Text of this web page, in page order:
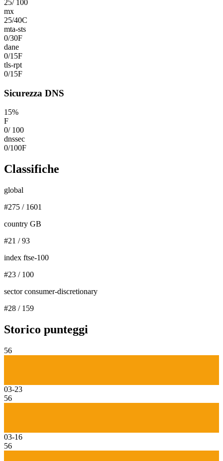
25/ 100
mx
25/40C
mta-sts
0/30F
dane
0/15F
tls-rpt
0/15F
Sicurezza DNS
15%
F
0/ 100
dnssec
0/100F
Classifiche
global
#275 / 1601
country GB
#21 /93
index ftse-100
#23 / 100
sector consumer-discretionary
#28 / 159
Storico punteggi
56
03-23
56
03-16
56